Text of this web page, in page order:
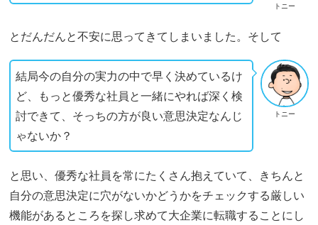
トニー
とだんだんと不安に思ってきてしまいました。そして
トニー
結局今の自分の実力の中で早く決めているけ
ど、もっと優秀な社員と一緒にやれば深く検
討できて、そっちの方が良い意思決定なんじ
ゃないか？
と思い、優秀な社員を常にたくさん抱えていて、きちんと
自分の意思決定に穴がないかどうかをチェックする厳しい
機能があるところを探し求めて大企業に転職することにし